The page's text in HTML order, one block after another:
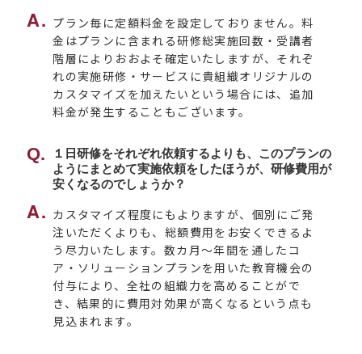
プラン毎に定額料金を設定しておりません。料
金はプランに含まれる研修総実施回数・受講者
階層によりおおよそ確定いたしますが、それぞ
れの実施研修・サービスに貴組織オリジナルの
カスタマイズを加えたいという場合には、追加
料金が発生することもございます。
１日研修をそれぞれ依頼するよりも、このプランの
ようにまとめて実施依頼をしたほうが、研修費用が
安くなるのでしょうか？
カスタマイズ程度にもよりますが、個別にご発
注いただくよりも、総額費用をお安くできるよ
う尽力いたします。数カ月～年間を通したコ
ア・ソリューションプランを用いた教育機会の
付与により、全社の組織力を高めることがで
き、結果的に費用対効果が高くなるという点も
見込まれます。